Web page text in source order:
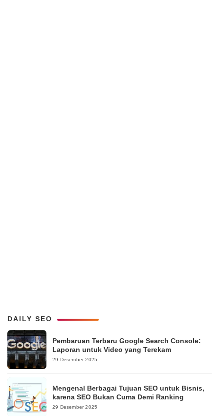
DAILY SEO
Pembaruan Terbaru Google Search Console:
Laporan untuk Video yang Terekam
29 Desember 2025
Mengenal Berbagai Tujuan SEO untuk Bisnis,
karena SEO Bukan Cuma Demi Ranking
29 Desember 2025